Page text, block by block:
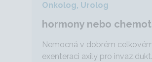
Onkolog, Urolog
hormony nebo
Nemocná v dobrém
exenteraci axily pro